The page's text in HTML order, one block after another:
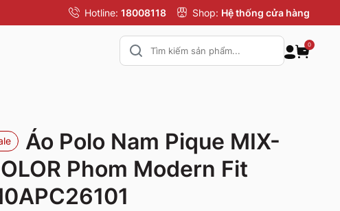
Hotline: 18008118 Shop: Hệ thống cửa hàng
0
Áo Polo Nam Pique MIX-
Phom Modern Fit